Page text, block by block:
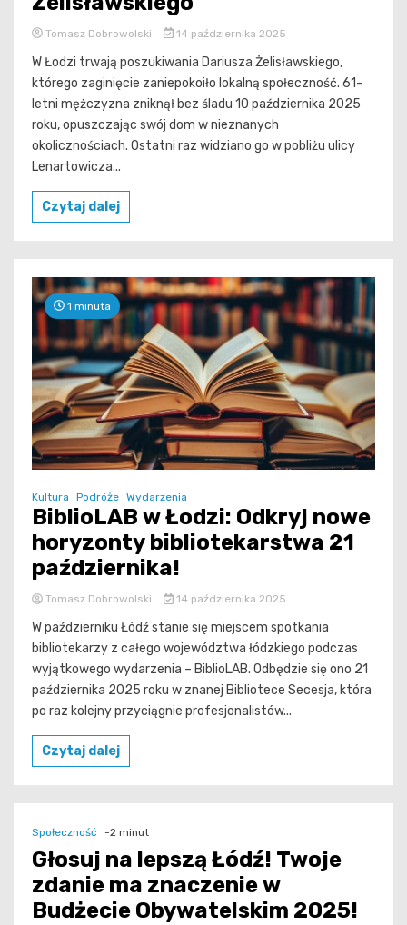
Tomasz Dobrowolski 14 października 2025
W Łodzi trwają poszukiwania Dariusza Żelisławskiego,
którego zaginięcie zaniepokoiło lokalną społeczność. 61-
letni mężczyzna zniknął bez śladu 10 października 2025
roku, opuszczając swój dom w nieznanych
okolicznościach. Ostatni raz widziano go w pobliżu ulicy
Lenartowicza...
Czytaj dalej
1 minuta
Kultura Podróże Wydarzenia
BiblioLAB w Łodzi: Odkryj nowe
horyzonty bibliotekarstwa 21
października!
Tomasz Dobrowolski 14 października 2025
W październiku Łódź stanie się miejscem spotkania
bibliotekarzy z całego województwa łódzkiego podczas
wyjątkowego wydarzenia – BiblioLAB. Odbędzie się ono 21
października 2025 roku w znanej Bibliotece Secesja, która
po raz kolejny przyciągnie profesjonalistów...
Czytaj dalej
Społeczność -2 minut
Głosuj na lepszą Łódź! Twoje
zdanie ma znaczenie w
Budżecie Obywatelskim 2025!